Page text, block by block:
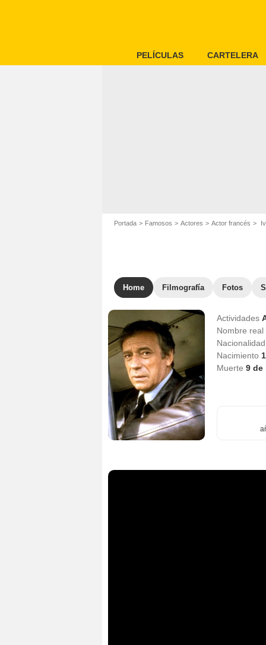
PELÍCULAS CARTELERA
Portada Famosos Actores Actor francés
Home Filmografía Fotos
Actividades
Nombre real
Nacimiento
Muerte 9 de